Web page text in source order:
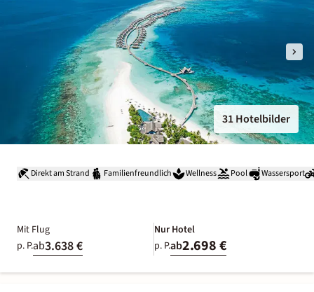
31 Hotelbilder
Direkt am Strand Familienfreundlich Wellness Pool Wassersport
Mit Flug
p. P.ab3.638 €
Nur Hotel
p. P.ab2.698 €